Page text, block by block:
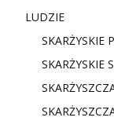
LUDZIE
SKARŻYSKIE
SKARŻYSKIE